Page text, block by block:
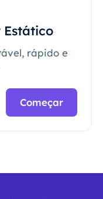
Estático
rápido e
Começar